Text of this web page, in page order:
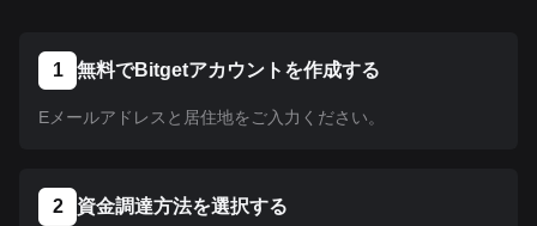
1 無料でBitgetアカウントを作成する
Eメールアドレスと居住地をご入力ください。
2 資金調達方法を選択する